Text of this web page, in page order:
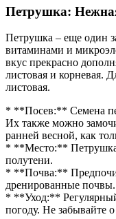
Петрушка:
Петрушка – еще один
витаминами и
вкус прекрасно
листовая и корневая.
листовая.
* **Посев:** Семена
Их также можно
ранней весной, как
* **Место:** Петрушка
полутени.
* **Почва:**
дренированные почвы.
* **Уход:**
погоду. Не забывайте